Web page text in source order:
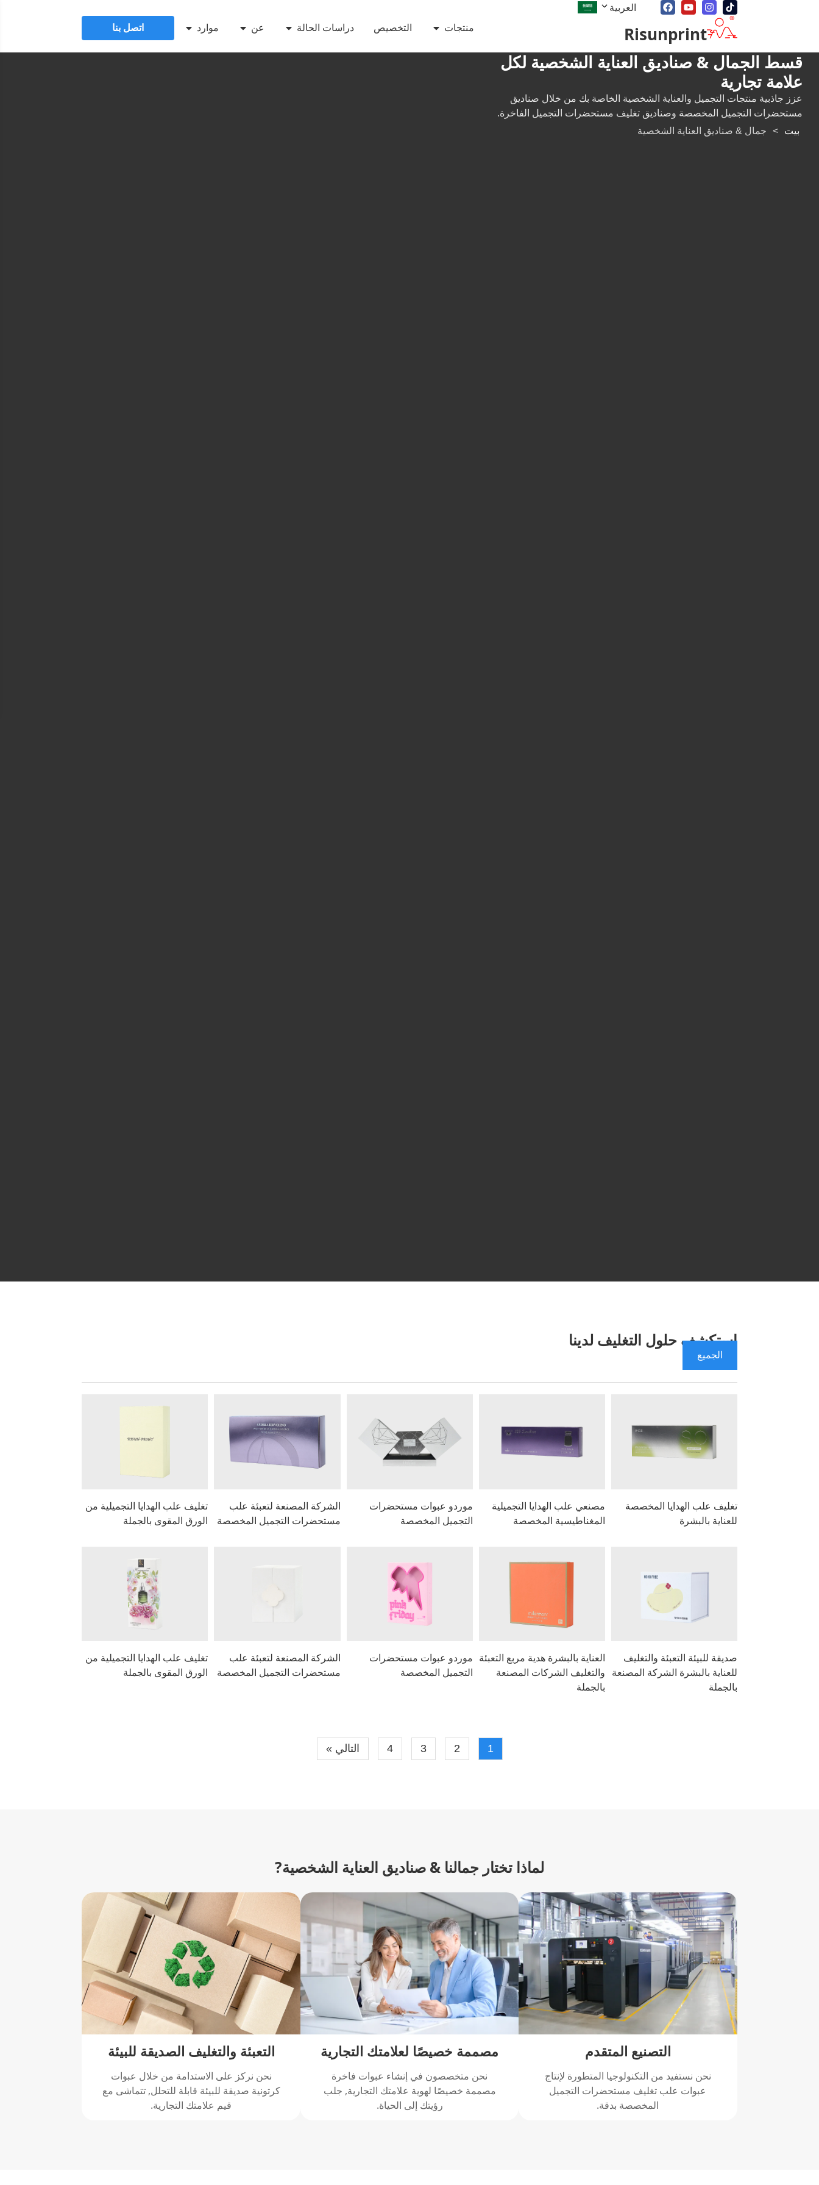
العربية
Risunprint منتجات التخصيص دراسات الحالة عن موارد اتصل بنا
قسط الجمال & صناديق العناية الشخصية لكل
علامة تجارية
عزز جاذبية منتجات التجميل والعناية الشخصية الخاصة بك من خلال صناديق
مستحضرات التجميل المخصصة وصناديق تغليف مستحضرات التجميل الفاخرة.
بيت
> جمال & صناديق العناية الشخصية
استكشف حلول التغليف لدينا
الجميع
تغليف علب الهدايا المخصصة
للعناية بالبشرة
مصنعي علب الهدايا التجميلية
المغناطيسية المخصصة
موردو عبوات مستحضرات
التجميل المخصصة
الشركة المصنعة لتعبئة علب
مستحضرات التجميل المخصصة
تغليف علب الهدايا التجميلية من
الورق المقوى بالجملة
صديقة للبيئة التعبئة والتغليف
للعناية بالبشرة الشركة المصنعة
بالجملة
العناية بالبشرة هدية مربع التعبئة
والتغليف الشركات المصنعة
بالجملة
موردو عبوات مستحضرات
التجميل المخصصة
الشركة المصنعة لتعبئة علب
مستحضرات التجميل المخصصة
تغليف علب الهدايا التجميلية من
الورق المقوى بالجملة
1
2
3
4 التالي »
لماذا تختار جمالنا & صناديق العناية الشخصية?
التصنيع المتقدم
نحن نستفيد من التكنولوجيا المتطورة لإنتاج
عبوات علب تغليف مستحضرات التجميل
المخصصة بدقة.
مصممة خصيصًا لعلامتك التجارية
نحن متخصصون في إنشاء عبوات فاخرة
مصممة خصيصًا لهوية علامتك التجارية, جلب
رؤيتك إلى الحياة.
التعبئة والتغليف الصديقة للبيئة
نحن نركز على الاستدامة من خلال عبوات
كرتونية صديقة للبيئة قابلة للتحلل, تتماشى مع
قيم علامتك التجارية.